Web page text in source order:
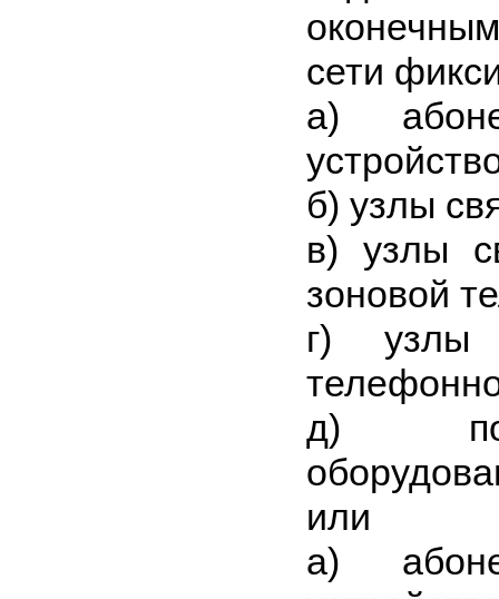
сети
а)
б) узлы
в) узлы
зоновой
г) узлы
д)
или
а)